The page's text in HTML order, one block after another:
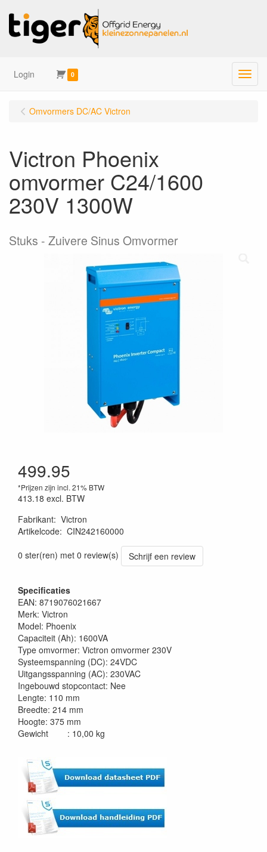
Login 0 Menu
Omvormers DC/AC Victron
Victron Phoenix
omvormer C24/1600
230V 1300W
Stuks Zuivere Sinus Omvormer
499.95
*Prijzen zijn incl. 21% BTW
413.18 excl. BTW
Fabrikant: Victron
Artikelcode: CIN242160000
0 ster(ren) met 0 review(s)
Schrijf een review
Specificaties
EAN: 8719076021667
Merk: Victron
Model: Phoenix
Capaciteit (Ah): 1600VA
Type omvormer: Victron omvormer 230V
Systeemspanning (DC): 24VDC
Uitgangsspanning (AC): 230VAC
Ingebouwd stopcontact: Nee
Lengte: 110 mm
Breedte: 214 mm
Hoogte: 375 mm
Gewicht : 10,00 kg